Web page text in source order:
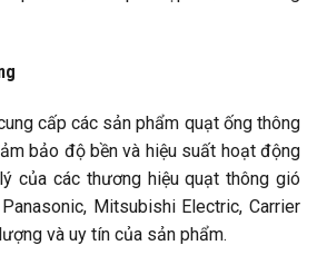
cấp các sản phẩm quạt ống thông
bảo độ bền và hiệu suất hoạt động
của các thương hiệu quạt thông gió
Mitsubishi Electric, Carrier
và uy tín của sản phẩm.